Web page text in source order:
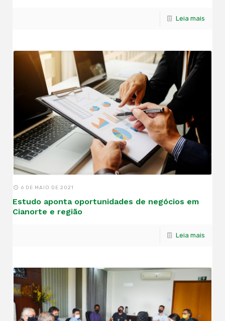
Leia mais
6 DE MAIO DE 2021
Estudo aponta oportunidades de negócios em
Cianorte e região
Leia mais